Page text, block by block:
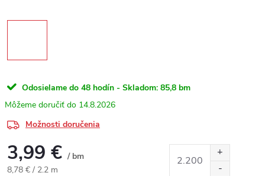
Odosielame do 48 hodín - Skladom: 85,8 bm
14.8.2026
Možnosti doručenia
3,99 € / bm
Jednotková cena:
8,78 € / 2.2 m